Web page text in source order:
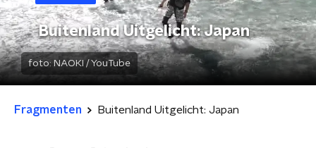
Buitenland Uitgelicht: Japan
foto: NAOKI / YouTube
Fragmenten Buitenland Uitgelicht: Japan